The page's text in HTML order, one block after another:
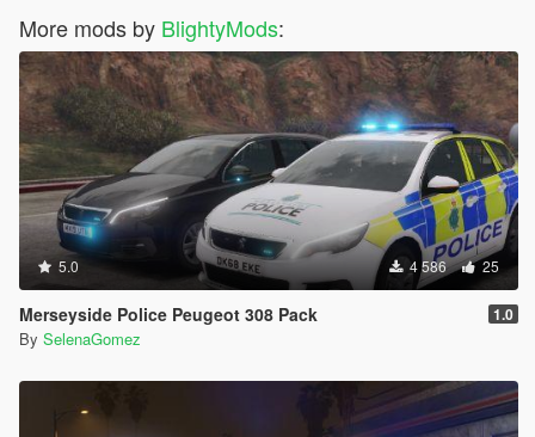
More mods by BlightyMods:
5.0 4 586 25
Merseyside Police Peugeot 308 Pack 1.0
By SelenaGomez